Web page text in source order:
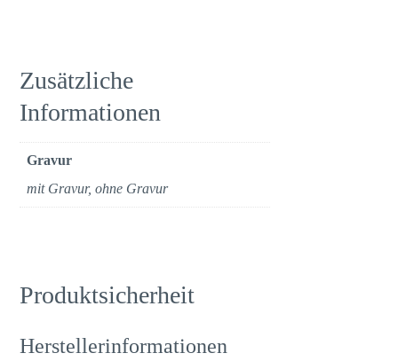
Zusätzliche
Informationen
Gravur
mit Gravur, ohne Gravur
Produktsicherheit
Herstellerinformationen